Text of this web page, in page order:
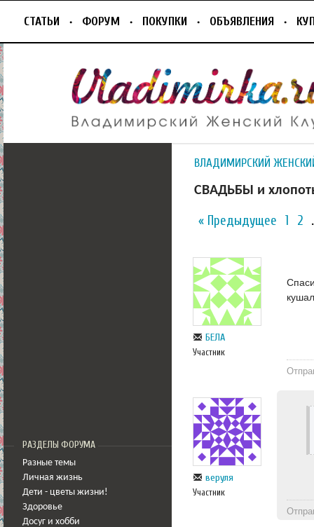
СТАТЬИ ФОРУМ ПОКУПКИ ОБЪЯВЛЕНИЯ
РАЗДЕЛЫ ФОРУМА
Разные темы
Личная жизнь
Дети - цветы жизни!
Здоровье
Досуг и хобби
ВЛАДИМИРСКИЙ
СВАДЬБЫ и
« Предыдущее 1 2
БЕЛА
Участник
веруля
Участник